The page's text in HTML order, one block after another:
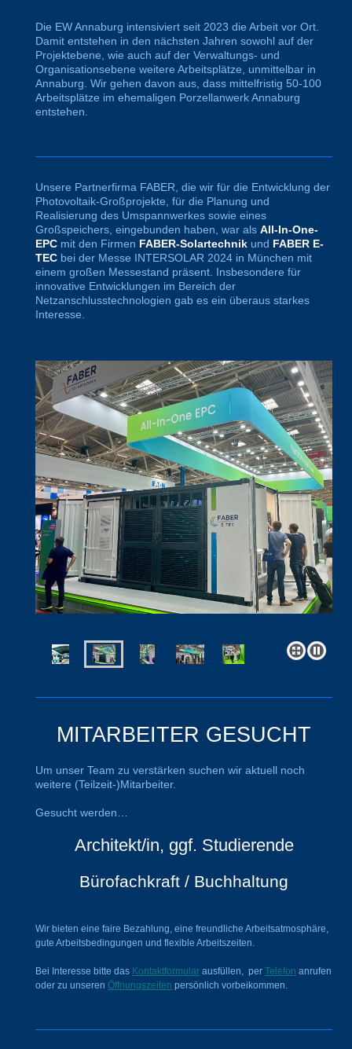
Die EW Annaburg intensiviert seit 2023 die Arbeit vor Ort.
Damit entstehen in den nächsten Jahren sowohl auf der
Projektebene, wie auch auf der Verwaltungs- und
Organisationsebene weitere Arbeitsplätze, unmittelbar in
Annaburg. Wir gehen davon aus, dass mittelfristig 50-100
Arbeitsplätze im ehemaligen Porzellanwerk Annaburg
entstehen.
Unsere Partnerfirma FABER, die wir für die Entwicklung der
Photovoltaik-Großprojekte, für die Planung und
Realisierung des Umspannwerkes sowie eines
Großspeichers, eingebunden haben, war als All-In-One-
EPC mit den Firmen FABER-Solartechnik und FABER E-
TEC bei der Messe INTERSOLAR 2024 in München mit
einem großen Messestand präsent. Insbesondere für
innovative Entwicklungen im Bereich der
Netzanschlusstechnologien gab es ein überaus starkes
Interesse.
MITARBEITER GESUCHT
Um unser Team zu verstärken suchen wir aktuell noch
weitere (Teilzeit-)Mitarbeiter.
Gesucht werden…
Architekt/in, ggf. Studierende
Bürofachkraft / Buchhaltung
Wir bieten eine faire Bezahlung, eine freundliche Arbeitsatmosphäre,
gute Arbeitsbedingungen und flexible Arbeitszeiten.
Bei Interesse bitte das Kontaktformular ausfüllen, per Telefon anrufen
oder zu unseren Öffnungszeiten persönlich vorbeikommen.